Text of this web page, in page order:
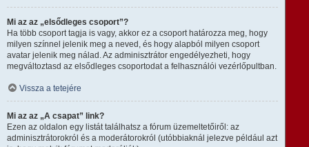
Mi az az „elsődleges csoport”?
Ha több csoport tagja is vagy, akkor ez a csoport határozza meg, hogy
milyen színnel jelenik meg a neved, és hogy alapból milyen csoport
avatar jelenik meg nálad. Az adminisztrátor engedélyezheti, hogy
megváltoztasd az elsődleges csoportodat a felhasználói vezérlőpultban.
Vissza a tetejére
Mi az az „A csapat” link?
Ezen az oldalon egy listát találhatsz a fórum üzemeltetőiről: az
adminisztrátorokról és a moderátorokról (utóbbiaknál jelezve például azt